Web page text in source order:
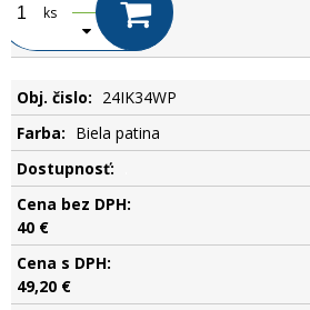
ks
24IK34WP
Biela patina
40 €
49,20 €